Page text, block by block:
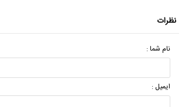
نظرات
نام شما :
ایمیل :